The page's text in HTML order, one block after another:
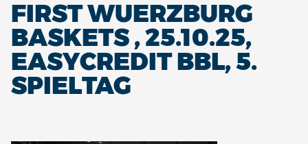
FIRST WUERZBURG
BASKETS , 25.10.25,
EASYCREDIT BBL, 5.
SPIELTAG